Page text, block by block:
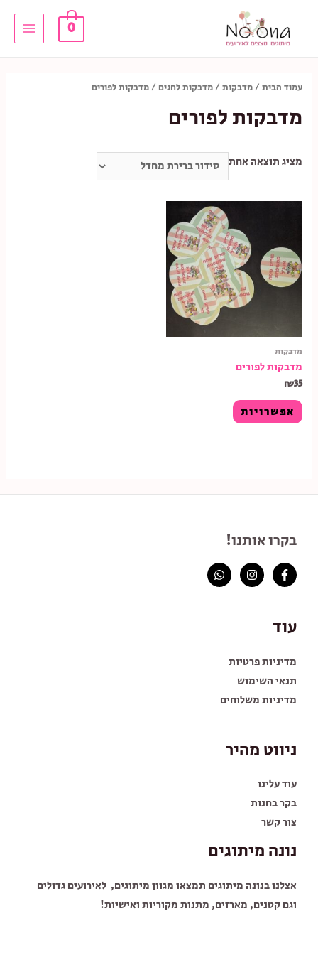
0
עמוד הבית /מדבקות /מדבקות לחגים / מדבקות לפורים
מדבקות לפורים
מציג תוצאה אחת
מדבקות
מדבקות לפורים
₪35
אפשרויות
בקרו אותנו!
עוד
מדיניות פרטיות
תנאי השימוש
מדיניות משלוחים
ניווט מהיר
עוד עלינו
בקר בחנות
צור קשר
נונה מיתוגים
אצלנו בנונה מיתוגים תמצאו מגוון מיתוגים, לאירועים גדולים
וגם קטנים, מארזים, מתנות מקוריות ואישיות!